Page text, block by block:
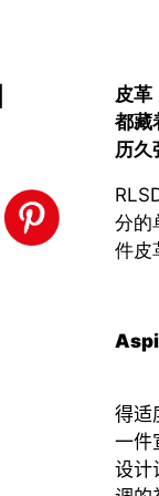
皮革
都藏
历久
分的
件皮
得适
一件
设计